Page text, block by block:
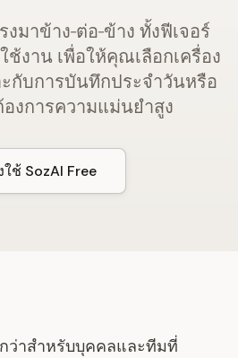
มาข้าง‑ต่อ‑ข้าง ทั้งฟีเจอร์
งาน เพื่อให้คุณเลือกเครื่อง
กับการบันทึกประจำวันหรือ
องการความแม่นยำสูง
ใช้ SozAI Free
ว่าสำหรับบุคคลและทีมที่